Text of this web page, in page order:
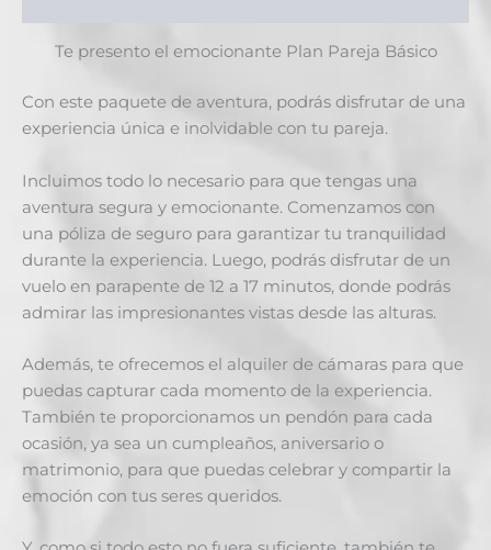
Te presento el emocionante Plan Pareja Básico
Con este paquete de aventura, podrás disfrutar de una
experiencia única e inolvidable con tu pareja.
Incluimos todo lo necesario para que tengas una
aventura segura y emocionante. Comenzamos con
una póliza de seguro para garantizar tu tranquilidad
durante la experiencia. Luego, podrás disfrutar de un
vuelo en parapente de 12 a 17 minutos, donde podrás
admirar las impresionantes vistas desde las alturas.
Además, te ofrecemos el alquiler de cámaras para que
puedas capturar cada momento de la experiencia.
También te proporcionamos un pendón para cada
ocasión, ya sea un cumpleaños, aniversario o
matrimonio, para que puedas celebrar y compartir la
emoción con tus seres queridos.